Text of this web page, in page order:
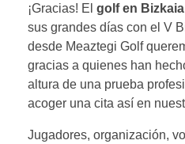
¡Gracias! El golf en Bizkaia
sus grandes días con el V
desde Meaztegi Golf
gracias a quienes han
altura de una prueba
acoger una cita así en
Jugadores, organización,